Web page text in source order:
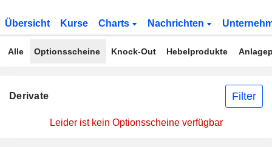
Übersicht Kurse Charts Nachrichten
Alle Optionsscheine Knock-Out Hebelprodukte
Derivate Filter
Leider ist kein Optionsscheine verfügbar